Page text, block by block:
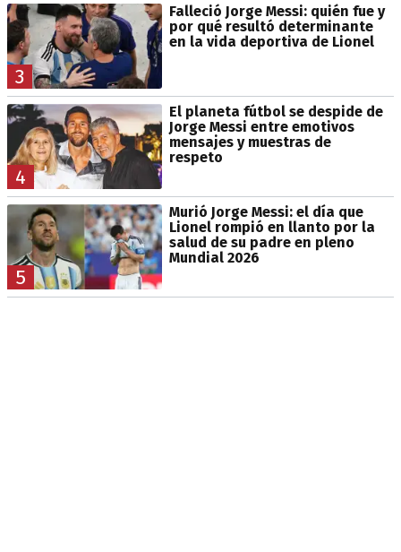
3
Falleció Jorge Messi: quién fue y
por qué resultó determinante
en la vida deportiva de Lionel
4
El planeta fútbol se despide de
Jorge Messi entre emotivos
mensajes y muestras de
respeto
5
Murió Jorge Messi: el día que
Lionel rompió en llanto por la
salud de su padre en pleno
Mundial 2026